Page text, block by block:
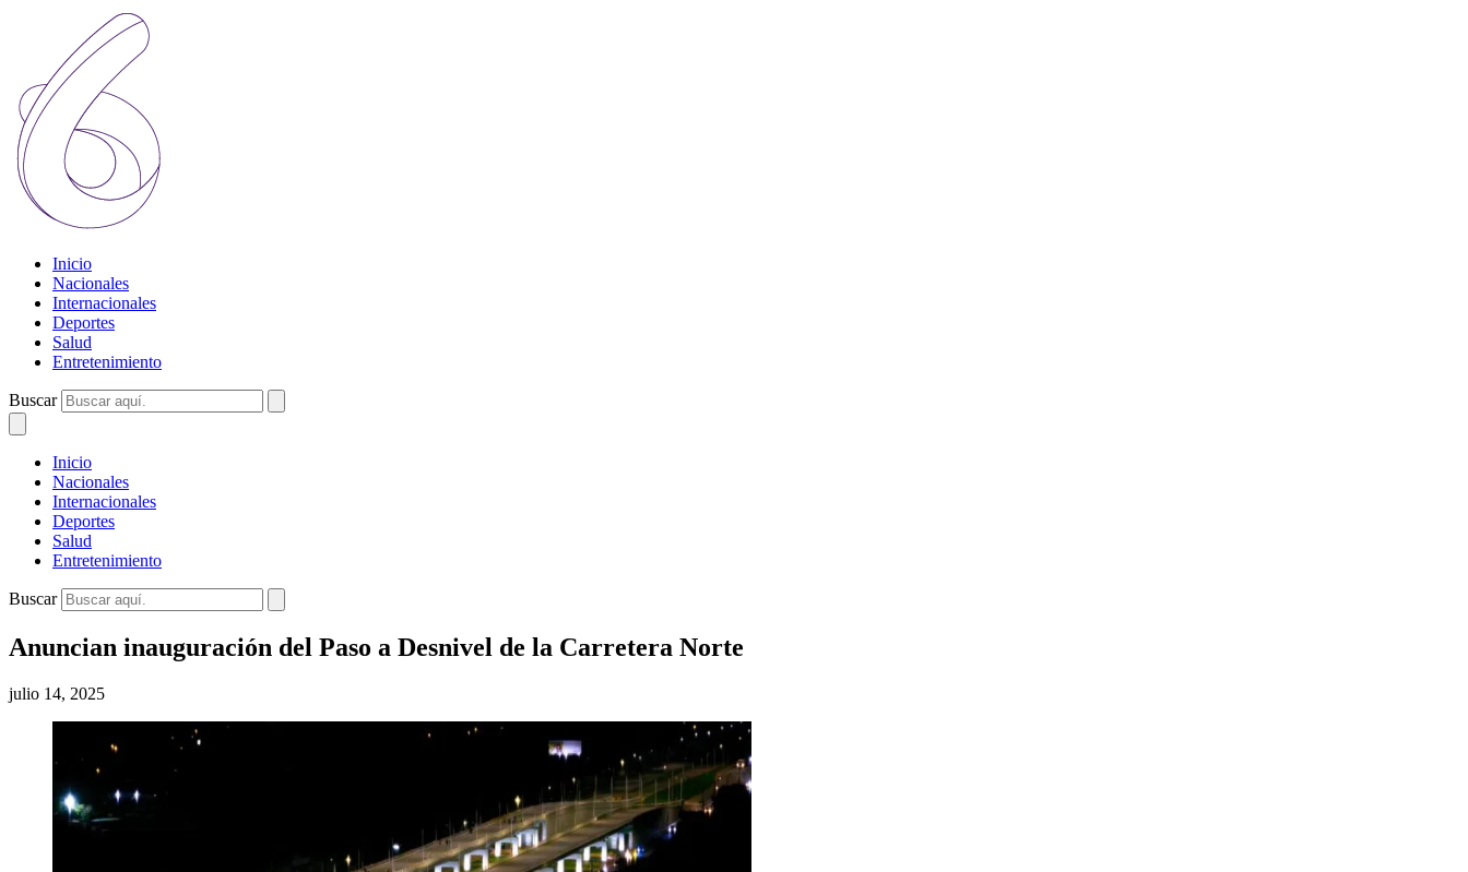
Inicio
Nacionales
Internacionales
Deportes
Salud
Entretenimiento
Buscar
Inicio
Nacionales
Internacionales
Deportes
Salud
Entretenimiento
Buscar
Anuncian inauguración del Paso a Desnivel de la Carretera Norte
julio 14, 2025